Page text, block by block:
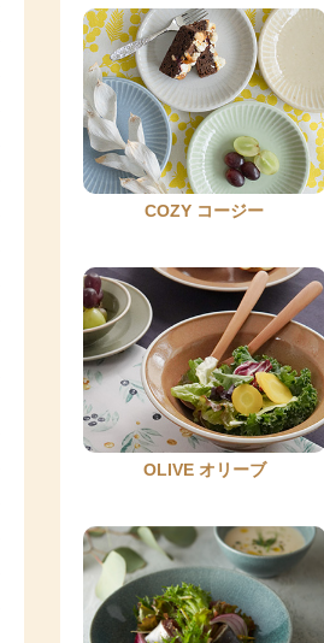
COZY コージー
OLIVE オリーブ